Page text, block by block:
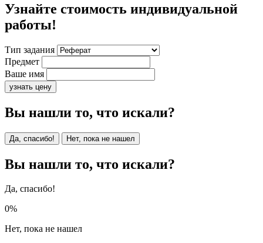
Узнайте стоимость индивидуальной
работы!
Тип задания
Предмет
Ваше имя
узнать цену
Вы нашли то, что искали?
Да, спасибо! Нет, пока не нашел
Вы нашли то, что искали?
Да, спасибо!
0%
Нет, пока не нашел